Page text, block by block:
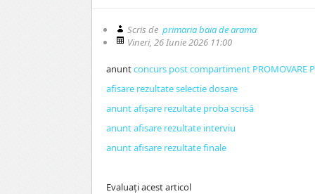
Scris de primaria baia de arama
Vineri, 26 Iunie 2026 11:00
anuntconcurs post compartiment PROMOVARE
afisare rezultate selectie dosare
anunt afișare rezultate proba scrisă
anunt afisare rezultate interviu
anunt afisare rezultate finale
Evaluaţi acest articol